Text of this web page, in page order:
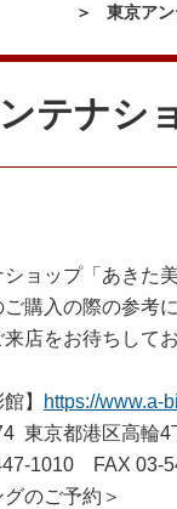
東京ア
テナシ
ョップ「あきた
購入の際の参考
店をお待ちしてお
】
https://www.a-
東京都港区高輪
1010 FAX 03-
のご予約＞